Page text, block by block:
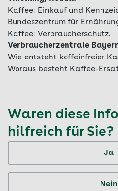
Kaffee: Einkauf und
Bundeszentrum für
Kaffee: Verbraucherschutz.
Verbraucherzentrale
Wie entsteht koffeinfreier
Woraus besteht Kaffee-
Waren diese
hilfreich für Sie?
Ja
Nein